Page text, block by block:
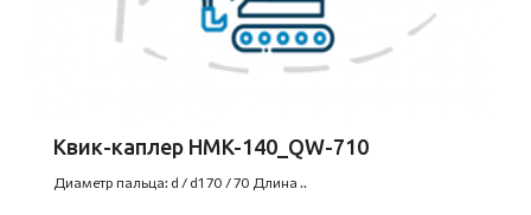
Квик-каплер HMK-140_QW-710
Диаметр пальца: d / d1 70 / 70 Длина ..